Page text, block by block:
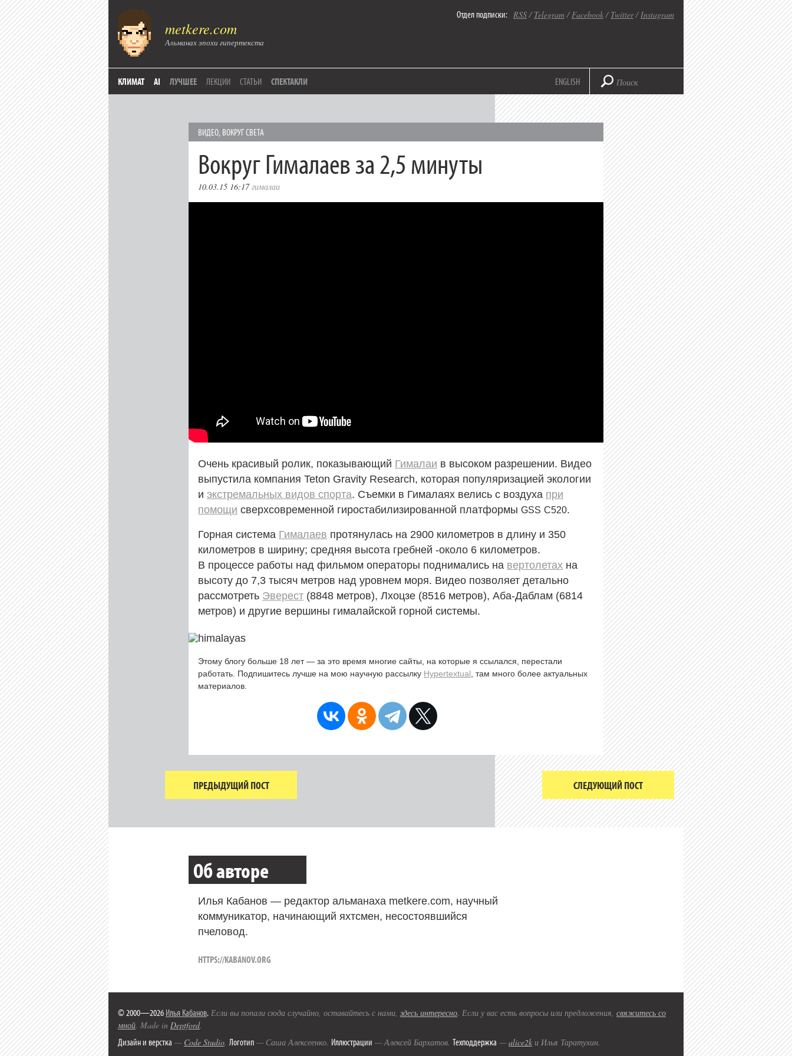
metkere.com
Альманах эпохи гипертекста
Отдел подписки: RSS/ Telegram/Facebook/ Twitter/Instagram
КЛИМАТ AI ЛУЧШЕЕ ЛЕКЦИИ СТАТЬИ СПЕКТАКЛИ ENGLISH
ВИДЕО, ВОКРУГ СВЕТА
Вокруг Гималаев за 2,5 минуты
10.03.15 16:17 гималаи
Очень красивый ролик, показывающий Гималаи в высоком разрешении. Видео
выпустила компания Teton Gravity Research, которая популяризацией экологии
и экстремальных видов спорта. Съемки в Гималаях велись с воздуха при
помощи сверхсовременной гиростабилизированной платформы GSS C520.
Горная система Гималаев протянулась на 2900 километров в длину и 350
километров в ширину; средняя высота гребней ‑около 6 километров.
В процессе работы над фильмом операторы поднимались на вертолетах на
высоту до 7,3 тысяч метров над уровнем моря. Видео позволяет детально
рассмотреть Эверест (8848 метров), Лхоцзе (8516 метров), Аба-Даблам (6814
метров) и другие вершины гималайской горной системы.
Этому блогу больше 18 лет — за это время многие сайты, на которые я ссылался, перестали
работать. Подпишитесь лучше на мою научную рассылку Hypertextual , там много более актуальных
материалов.
ПРЕДЫДУЩИЙ ПОСТ СЛЕДУЮЩИЙ ПОСТ
Об авторе
Илья Кабанов — редактор альманаха metkere.com, научный
коммуникатор, начинающий яхтсмен, несостоявшийся
пчеловод.
HTTPS://KABANOV.ORG
© 2000—2026 Илья Кабанов. Если вы попали сюда случайно, оставайтесь с нами, здесь интересно. Если у вас есть вопросы или предложения, свяжитесь со
мной. Made in Deptford.
Дизайн и верстка — Code Studio. Логотип — Саша Алексеенко. Иллюстрации — Алексей Бархатов. Техподдержка —alice2k и Илья Таратухин.